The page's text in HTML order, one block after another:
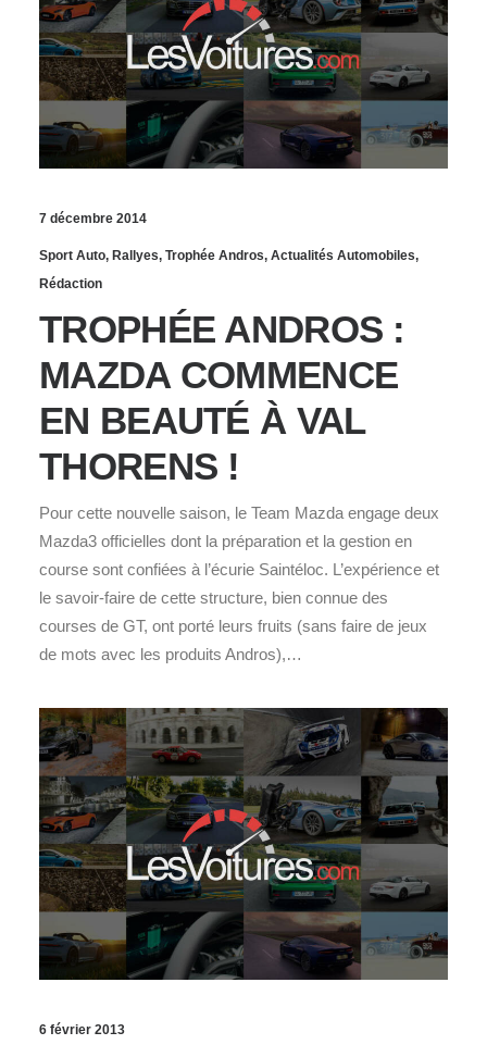
7 décembre 2014
Sport Auto, Rallyes, Trophée Andros, Actualités Automobiles,
Rédaction
TROPHÉE ANDROS :
MAZDA COMMENCE
EN BEAUTÉ À VAL
THORENS !
Pour cette nouvelle saison, le Team Mazda engage deux
Mazda3 officielles dont la préparation et la gestion en
course sont confiées à l’écurie Saintéloc. L’expérience et
le savoir-faire de cette structure, bien connue des
courses de GT, ont porté leurs fruits (sans faire de jeux
de mots avec les produits Andros),…
6 février 2013